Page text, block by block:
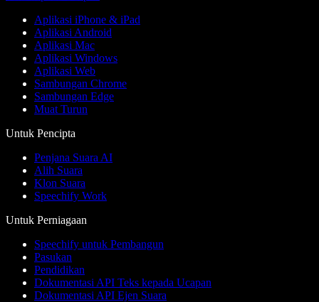
Aplikasi iPhone & iPad
Aplikasi Android
Aplikasi Mac
Aplikasi Windows
Aplikasi Web
Sambungan Chrome
Sambungan Edge
Muat Turun
Untuk Pencipta
Penjana Suara AI
Alih Suara
Klon Suara
Speechify Work
Untuk Perniagaan
Speechify untuk Pembangun
Pasukan
Pendidikan
Dokumentasi API Teks kepada Ucapan
Dokumentasi API Ejen Suara